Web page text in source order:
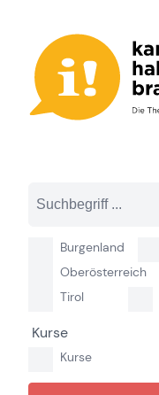
springen
Burgenland
Oberösterreich
Tirol
Kurse
Kurse